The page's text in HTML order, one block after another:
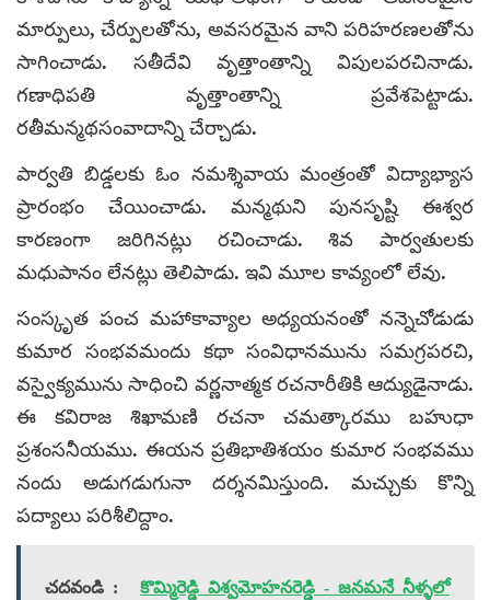
మార్పులు, చేర్పులతోను, అవసరమైన వాని పరిహరణలతోను
సాగించాడు. సతీదేవి వృత్తాంతాన్ని విపులపరచినాడు.
గణాధిపతి వృత్తాంతాన్ని ప్రవేశపెట్టాడు.
రతీమన్మథసంవాదాన్ని చేర్చాడు.
పార్వతి బిడ్డలకు ఓం నమశ్శివాయ మంత్రంతో విద్యాభ్యాస
ప్రారంభం చేయించాడు. మన్మథుని పునసృష్టి ఈశ్వర
కారణంగా జరిగినట్లు రచించాడు. శివ పార్వతులకు
మధుపానం లేనట్లు తెలిపాడు. ఇవి మూల కావ్యంలో లేవు.
సంస్కృత పంచ మహాకావ్యాల అధ్యయనంతో నన్నెచోడుడు
కుమార సంభవమందు కథా సంవిధానమును సమగ్రపరచి,
వస్వైక్యమును సాధించి వర్ణనాత్మక రచనారీతికి ఆద్యుడైనాడు.
ఈ కవిరాజ శిఖామణి రచనా చమత్కారము బహుధా
ప్రశంసనీయము. ఈయన ప్రతిభాతిశయం కుమార సంభవము
నందు అడుగడుగునా దర్శనమిస్తుంది. మచ్చుకు కొన్ని
పద్యాలు పరిశీలిద్దాం.
చదవండి :
కొమ్మిరెడ్డి విశ్వమోహనరెడ్డి - జనమనే నీళ్ళలో